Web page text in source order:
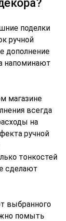
поделки
ручной
дополнение
напоминают
магазине
всегда
на
ручной
тонкостей
сделают
выбранного
помыть